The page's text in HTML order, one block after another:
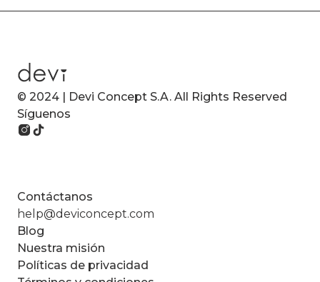
© 2024 | Devi Concept S.A. All Rights Reserved
Síguenos
Contáctanos
help@deviconcept.com
Blog
Nuestra misión
Políticas de privacidad